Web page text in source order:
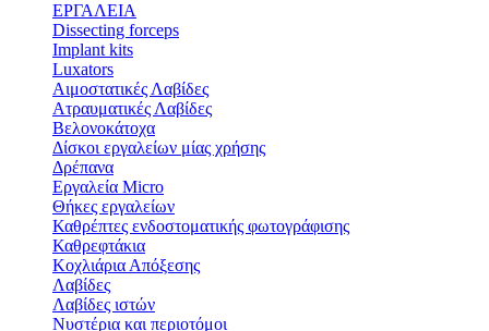
ΕΡΓΑΛΕΙΑ
Dissecting forceps
Implant kits
Luxators
Αιμοστατικές Λαβίδες
Ατραυματικές Λαβίδες
Βελονοκάτοχα
Δίσκοι εργαλείων μίας χρήσης
Δρέπανα
Εργαλεία Micro
Θήκες εργαλείων
Καθρέπτες ενδοστοματικής φωτογράφισης
Καθρεφτάκια
Κοχλιάρια Απόξεσης
Λαβίδες
Λαβίδες ιστών
Νυστέρια και περιοτόμοι